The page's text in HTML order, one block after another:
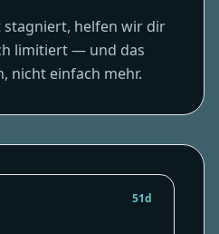
helfen wir dir
limitiert — und das
nicht einfach mehr.
51d